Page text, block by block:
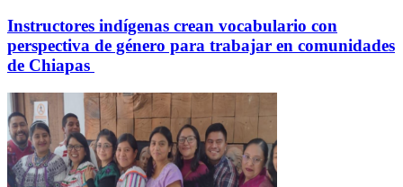
Instructores indígenas crean vocabulario con
perspectiva de género para trabajar en comunidades
de Chiapas